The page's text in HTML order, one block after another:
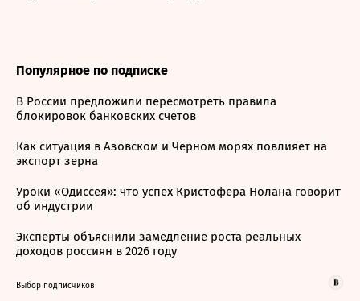
Популярное по подписке
В России предложили пересмотреть правила
блокировок банковских счетов
Как ситуация в Азовском и Черном морях повлияет на
экспорт зерна
Уроки «Одиссея»: что успех Кристофера Нолана говорит
об индустрии
Эксперты объяснили замедление роста реальных
доходов россиян в 2026 году
Выбор подписчиков